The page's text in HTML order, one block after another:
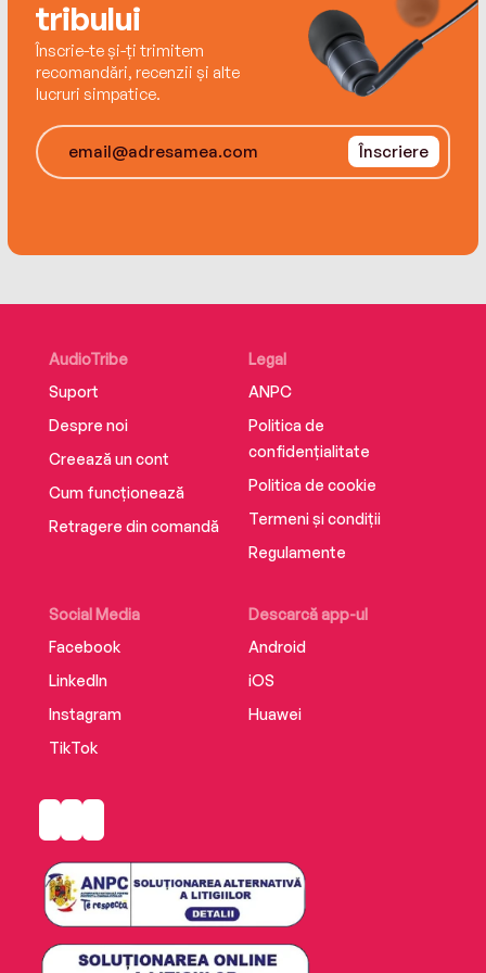
tribului
Înscrie-te și-ți trimitem
recomandări, recenzii și alte
lucruri simpatice.
Înscriere
AudioTribe
Suport
Despre noi
Creează un cont
Cum funcționează
Retragere din comandă
Social Media
Facebook
LinkedIn
Instagram
TikTok
Descarcă app-ul
Android
iOS
Huawei
Legal
ANPC
Politica de
confidențialitate
Politica de cookie
Termeni și condiții
Regulamente